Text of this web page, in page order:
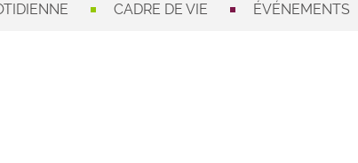
CADRE DE VIE ÉVÉNEMENTS